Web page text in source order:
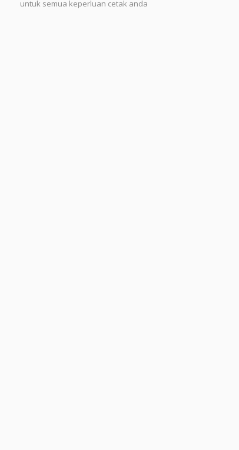
untuk semua keperluan cetak anda